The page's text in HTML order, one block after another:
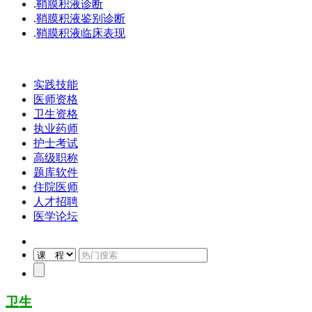
.鞘膜积液诊断
.鞘膜积液鉴别诊断
.鞘膜积液临床表现
实践技能
医师资格
卫生资格
执业药师
护士考试
高级职称
题库软件
住院医师
人才招聘
医学论坛
卫生